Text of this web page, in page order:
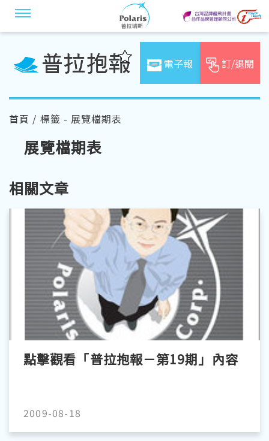
電子報 訂/退閱
首頁 / 標籤 - 展覽檔期表
展覽檔期表
相關文章
點擊觀看「普拉抱報－第19期」內容
2009-08-18